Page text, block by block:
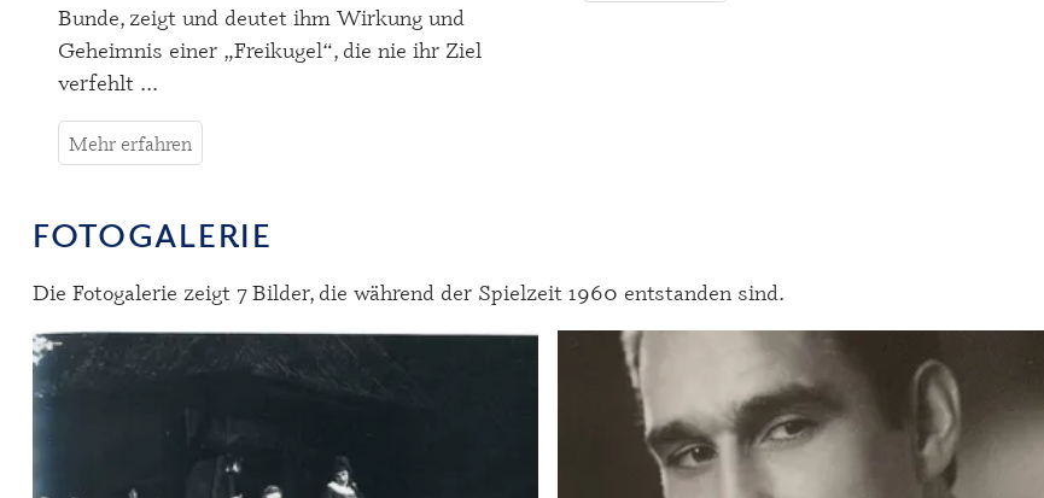
Bunde, zeigt und deutet ihm Wirkung und
Geheimnis einer „Freikugel“, die nie ihr Ziel
verfehlt ...
Mehr erfahren
FOTOGALERIE
Die Fotogalerie zeigt 7 Bilder, die während der Spielzeit 1960 entstanden sind.